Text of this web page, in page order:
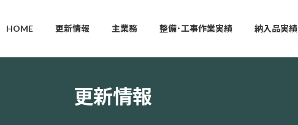
HOME 更新情報 主業務 整備･工事作業実績 納入品実績
更新情報